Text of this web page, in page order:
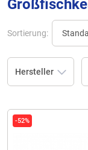
Sortierung:
Hersteller
-52%